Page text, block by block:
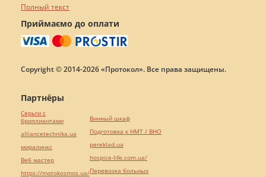
Полный текст
Приймаємо до оплати
Copyright © 2014-2026 «Протокол». Все права защищены.
Партнёры
Серьги с
бриллиантами
alliancetechnika.ua
миралинкс
Веб мастер
https://motokosmos.ua/
Винный шкаф
Подготовка к НМТ / ВНО
pereklad.ua
hospice-life.com.ua/
Перевозка больных